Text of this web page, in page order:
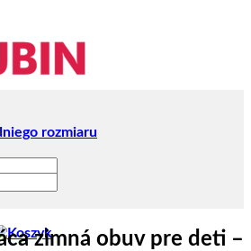
rozmiaru
zimná obuv pre deti –